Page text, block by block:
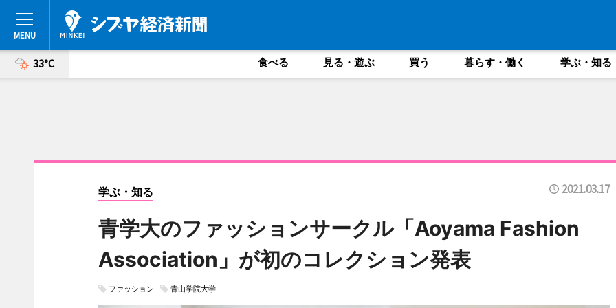
33°C 食べる 見る・遊ぶ 買う 暮らす・働く 学ぶ・知る
学ぶ・知る 2021.03.17
青学大のファッションサークル「Aoyama Fashion
Association」が初のコレクション発表
ファッション 青山学院大学